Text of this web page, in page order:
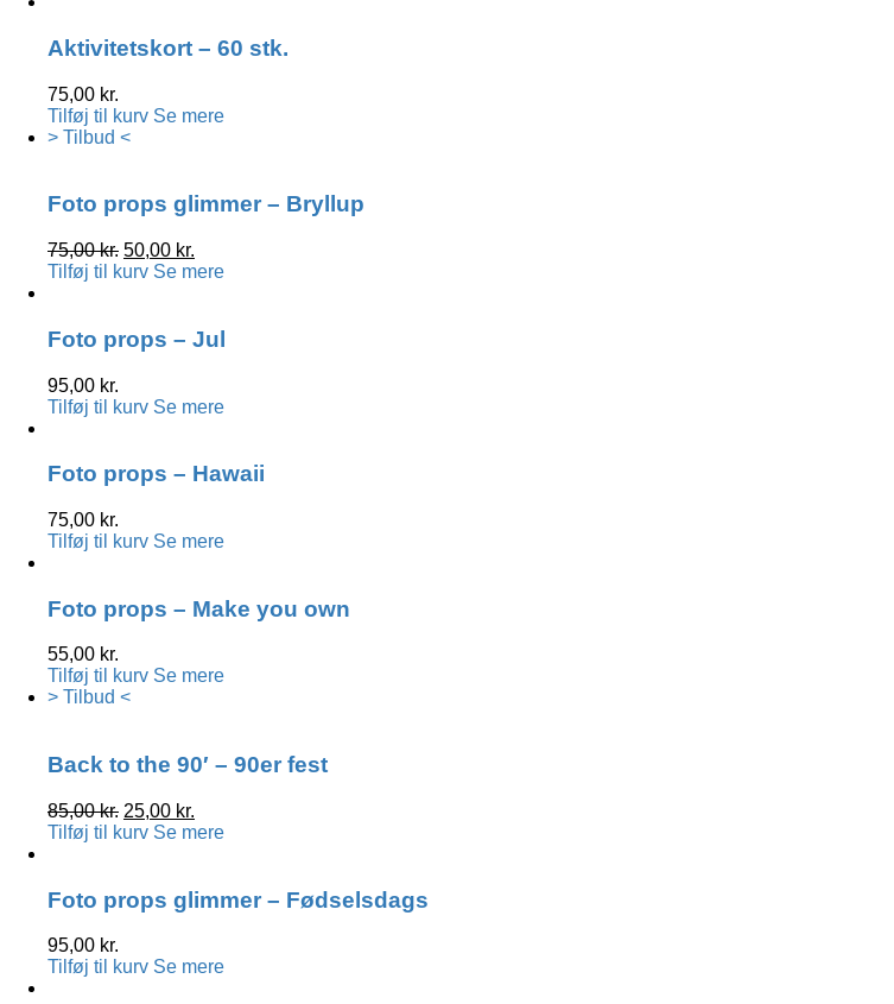
Aktivitetskort – 60 stk.
75,00 kr.
Tilføj til kurv Se mere
> Tilbud <
Foto props glimmer – Bryllup
75,00kr. Den
oprindelige
75,00 kr..
50,00 kr.
aktuelle
50,00 kr..
Tilføj til kurv Se mere
Foto props – Jul
95,00 kr.
Tilføj til kurv Se mere
Foto props – Hawaii
75,00 kr.
Tilføj til kurv Se mere
Foto props – Make you own
55,00 kr.
Tilføj til kurv Se mere
> Tilbud <
Back to the 90′ – 90er fest
85,00kr. Den
oprindelige
85,00 kr..
25,00 kr.
aktuelle
25,00 kr..
Tilføj til kurv Se mere
Foto props glimmer – Fødselsdags
95,00 kr.
Tilføj til kurv Se mere